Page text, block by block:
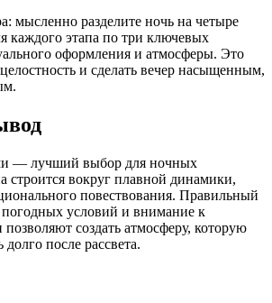
мысленно разделите ночь на четыре
каждого этапа по три ключевых
оформления и атмосферы. Это
и сделать вечер насыщенным,
— лучший выбор для ночных
строится вокруг плавной динамики,
повествования. Правильный
погодных условий и внимание к
создать атмосферу, которую
после рассвета.